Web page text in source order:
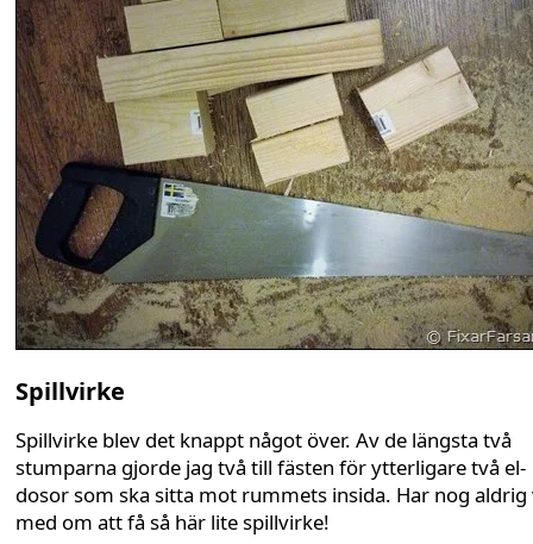
Spillvirke
Spillvirke blev det knappt något över. Av de längsta två
stumparna gjorde jag två till fästen för ytterligare två el-
dosor som ska sitta mot rummets insida. Har nog
med om att få så här lite spillvirke!